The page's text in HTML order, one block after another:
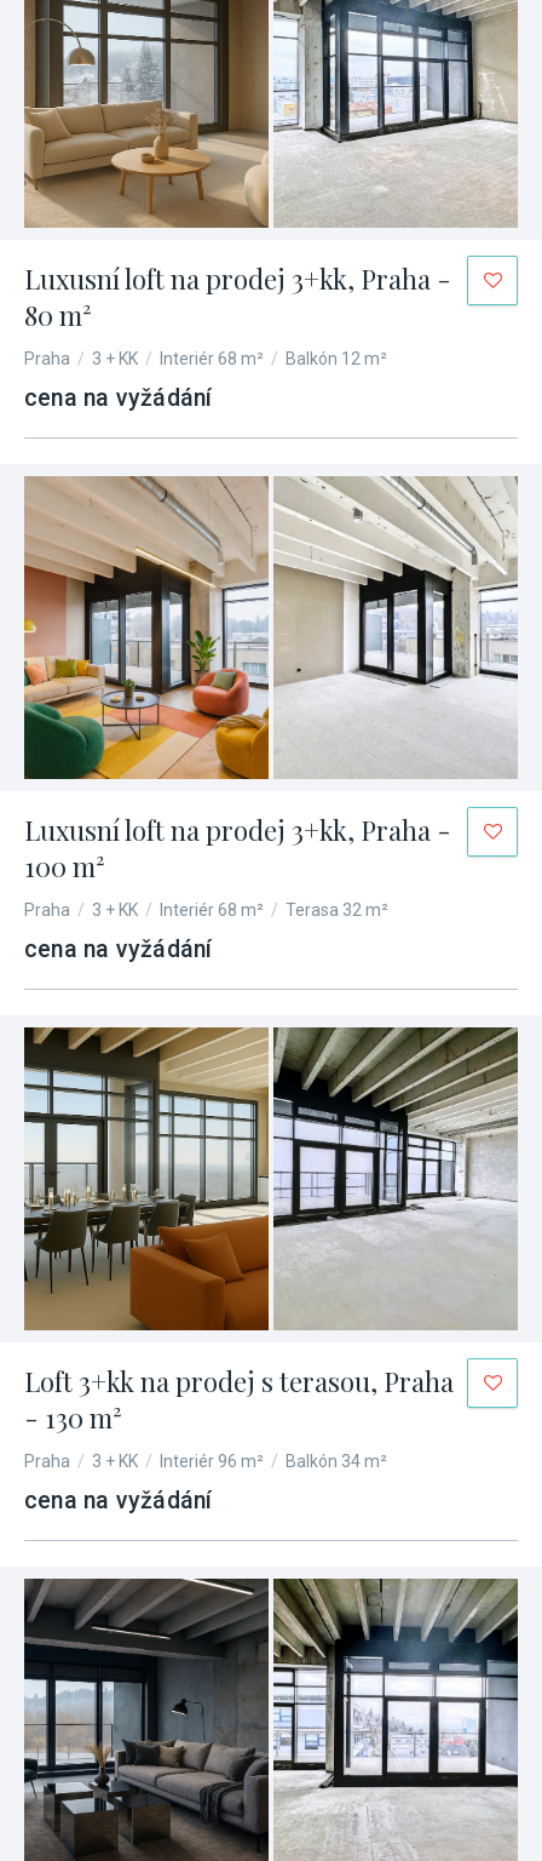
Luxusní loft na prodej 3+kk, Praha -
80 m²
Praha / 3 + KK / Interiér 68 m² / Balkón 12 m²
cena na vyžádání
Luxusní loft na prodej 3+kk, Praha -
100 m²
Praha / 3 + KK / Interiér 68 m² / Terasa 32 m²
cena na vyžádání
Loft 3+kk na prodej s terasou, Praha
- 130 m²
Praha / 3 + KK / Interiér 96 m² / Balkón 34 m²
cena na vyžádání